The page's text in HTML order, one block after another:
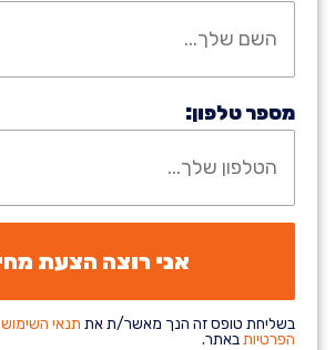
מספר טלפון:
בשליחת טופס זה הנך מאשר/ת את תנאי השימוש
הפרטיותבאתר.